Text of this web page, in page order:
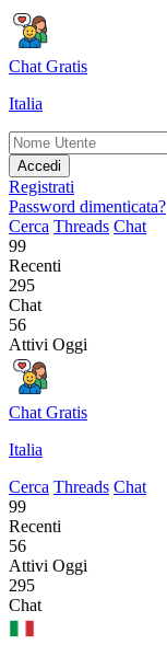
Chat Gratis
Italia
Accedi
Registrati
Password dimenticata?
Cerca Threads Chat
99
Recenti
295
Chat
56
Attivi Oggi
Chat Gratis
Italia
Cerca Threads Chat
99
Recenti
56
Attivi Oggi
295
Chat